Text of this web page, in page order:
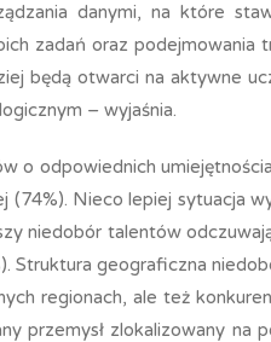
danymi, na które
zadań oraz
będą otwarci na aktywne
– wyjaśnia.
o odpowiednich
(74%). Nieco lepiej sytuacja
niedobór talentów
Struktura geograficzna
regionach, ale też
przemysł zlokalizowany na